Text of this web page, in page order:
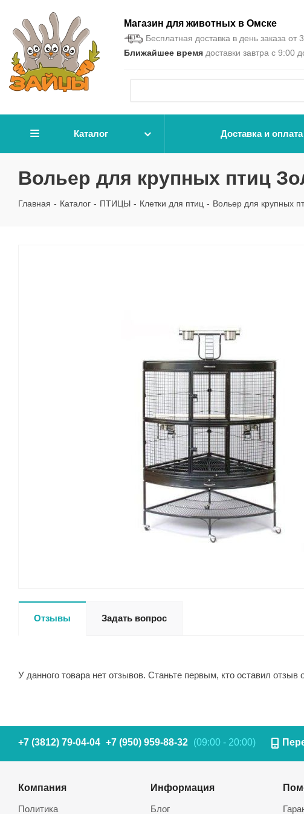
Магазин для животных в Омске
Бесплатная доставка в день заказа от
Ближайшее время доставки завтра с 9:00
Каталог Доставка и оплата
Вольер для крупных птиц
Главная - Каталог - ПТИЦЫ - Клетки для птиц - Вольер для крупных
Отзывы Задать вопрос
У данного товара нет отзывов. Станьте первым, кто оставил отзыв
+7 (3812) 79-04-04 +7 (950) 959-88-32 (09:00 - 20:00)
Компания
Политика
Информация
Блог